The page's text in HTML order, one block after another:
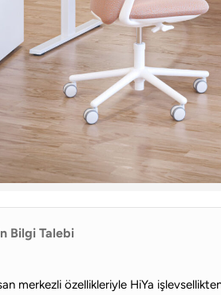
için tıklayın
Bilgi Talebi
merkezli özellikleriyle HiYa